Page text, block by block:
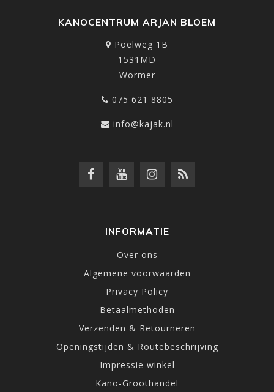
KANOCENTRUM ARJAN BLOEM
Poelweg 1B
1531MD
Wormer
075 621 8805
info@kajak.nl
INFORMATIE
Over ons
Algemene voorwaarden
Privacy Policy
Betaalmethoden
Verzenden & Retourneren
Openingstijden & Routebeschrijving
Impressie winkel
Kano-Groothandel